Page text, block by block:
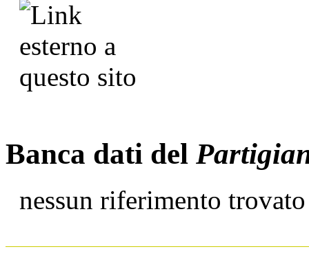
Banca dati del
nessun riferimento trovato